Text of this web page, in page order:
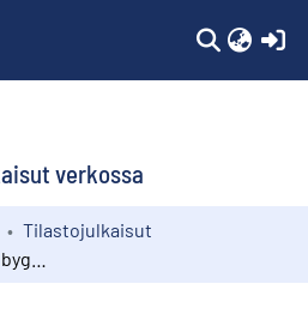
verkossa
Tilastojulkaisut